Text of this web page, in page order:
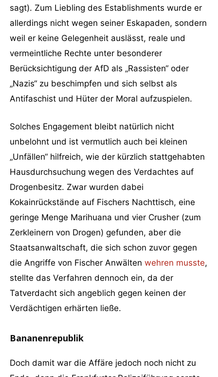
sagt). Zum Liebling des Establishments wurde er
allerdings nicht wegen seiner Eskapaden, sondern
weil er keine Gelegenheit auslässt, reale und
vermeintliche Rechte unter besonderer
Berücksichtigung der AfD als „Rassisten“ oder
„Nazis“ zu beschimpfen und sich selbst als
Antifaschist und Hüter der Moral aufzuspielen.
Solches Engagement bleibt natürlich nicht
unbelohnt und ist vermutlich auch bei kleinen
„Unfällen“ hilfreich, wie der kürzlich stattgehabten
Hausdurchsuchung wegen des Verdachtes auf
Drogenbesitz. Zwar wurden dabei
Kokainrückstände auf Fischers Nachttisch, eine
geringe Menge Marihuana und vier Crusher (zum
Zerkleinern von Drogen) gefunden, aber die
Staatsanwaltschaft, die sich schon zuvor gegen
die Angriffe von Fischer Anwälten wehren musste,
stellte das Verfahren dennoch ein, da der
Tatverdacht sich angeblich gegen keinen der
Verdächtigen erhärten ließe.
Bananenrepublik
Doch damit war die Affäre jedoch noch nicht zu